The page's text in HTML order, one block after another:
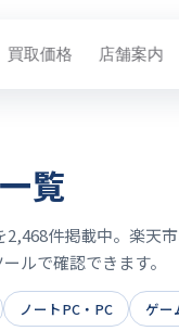
買取価格 店舗案内
覧
件掲載中。楽天
ルで確認できます。
ノートPC・PC ゲー